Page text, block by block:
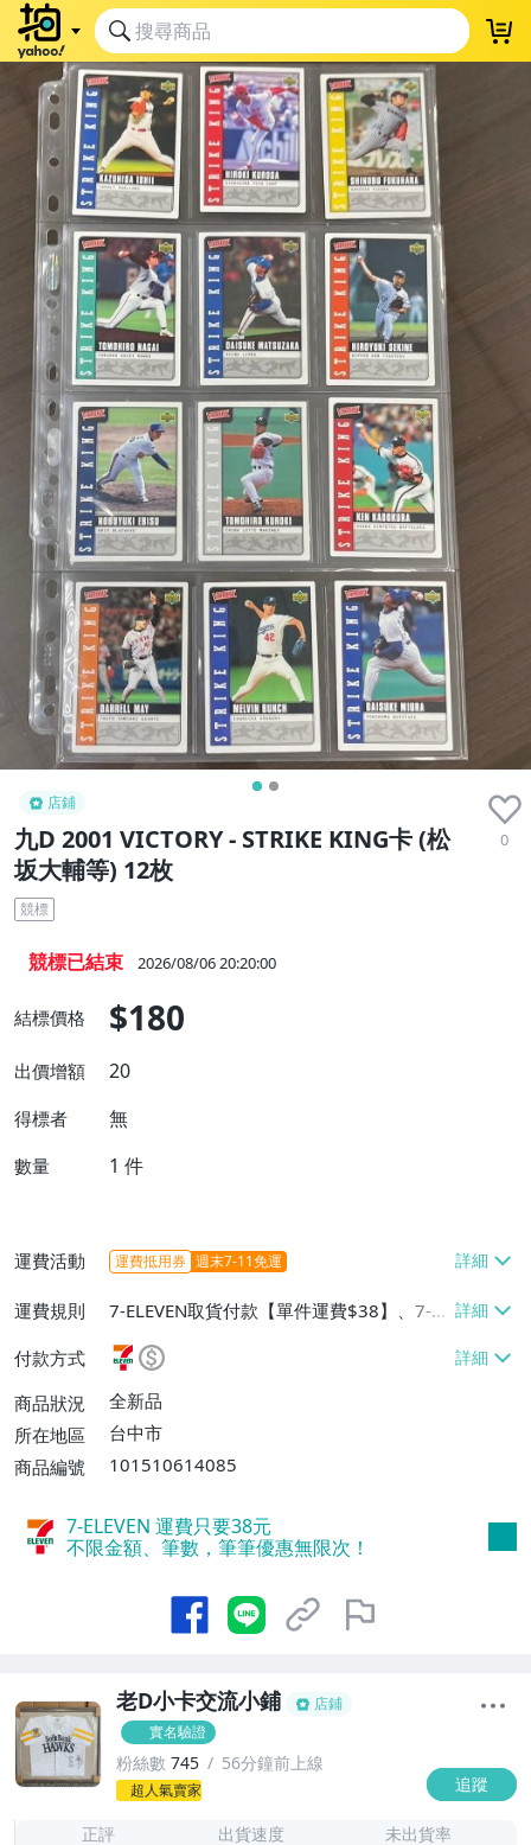
店鋪
九D 2001 VICTORY - STRIKE KING卡 (松
坂大輔等) 12枚
0
競標
競標已結束 2026/08/06 20:20:00
結標價格 $180
出價增額 20
得標者 無
數量 1 件
運費活動 運費抵用券 週末7-11免運
運費規則
7-ELEVEN取貨付款【單件運費$38】、7-EL
EVEN取貨不付款【單件運費$38】、宅配/
貨運【單件運費$60、消費滿$1000免運
費】、郵局掛號【單件運費$31、滿10件或
消費滿$700免運費】、低溫配送【單件運
付款方式
商品狀況
全新品
所在地區
台中市
商品編號
101510614085
7-ELEVEN 運費只要38元
不限金額、筆數，筆筆優惠無限次！
老D小卡交流小鋪
店鋪
實名驗證
粉絲數 745 56分鐘前上線
超人氣賣家 追蹤
正評 出貨速度 未出貨率